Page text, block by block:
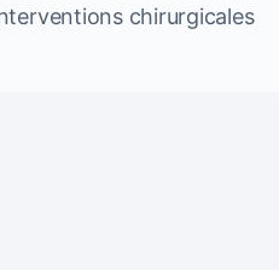
chirurgicales